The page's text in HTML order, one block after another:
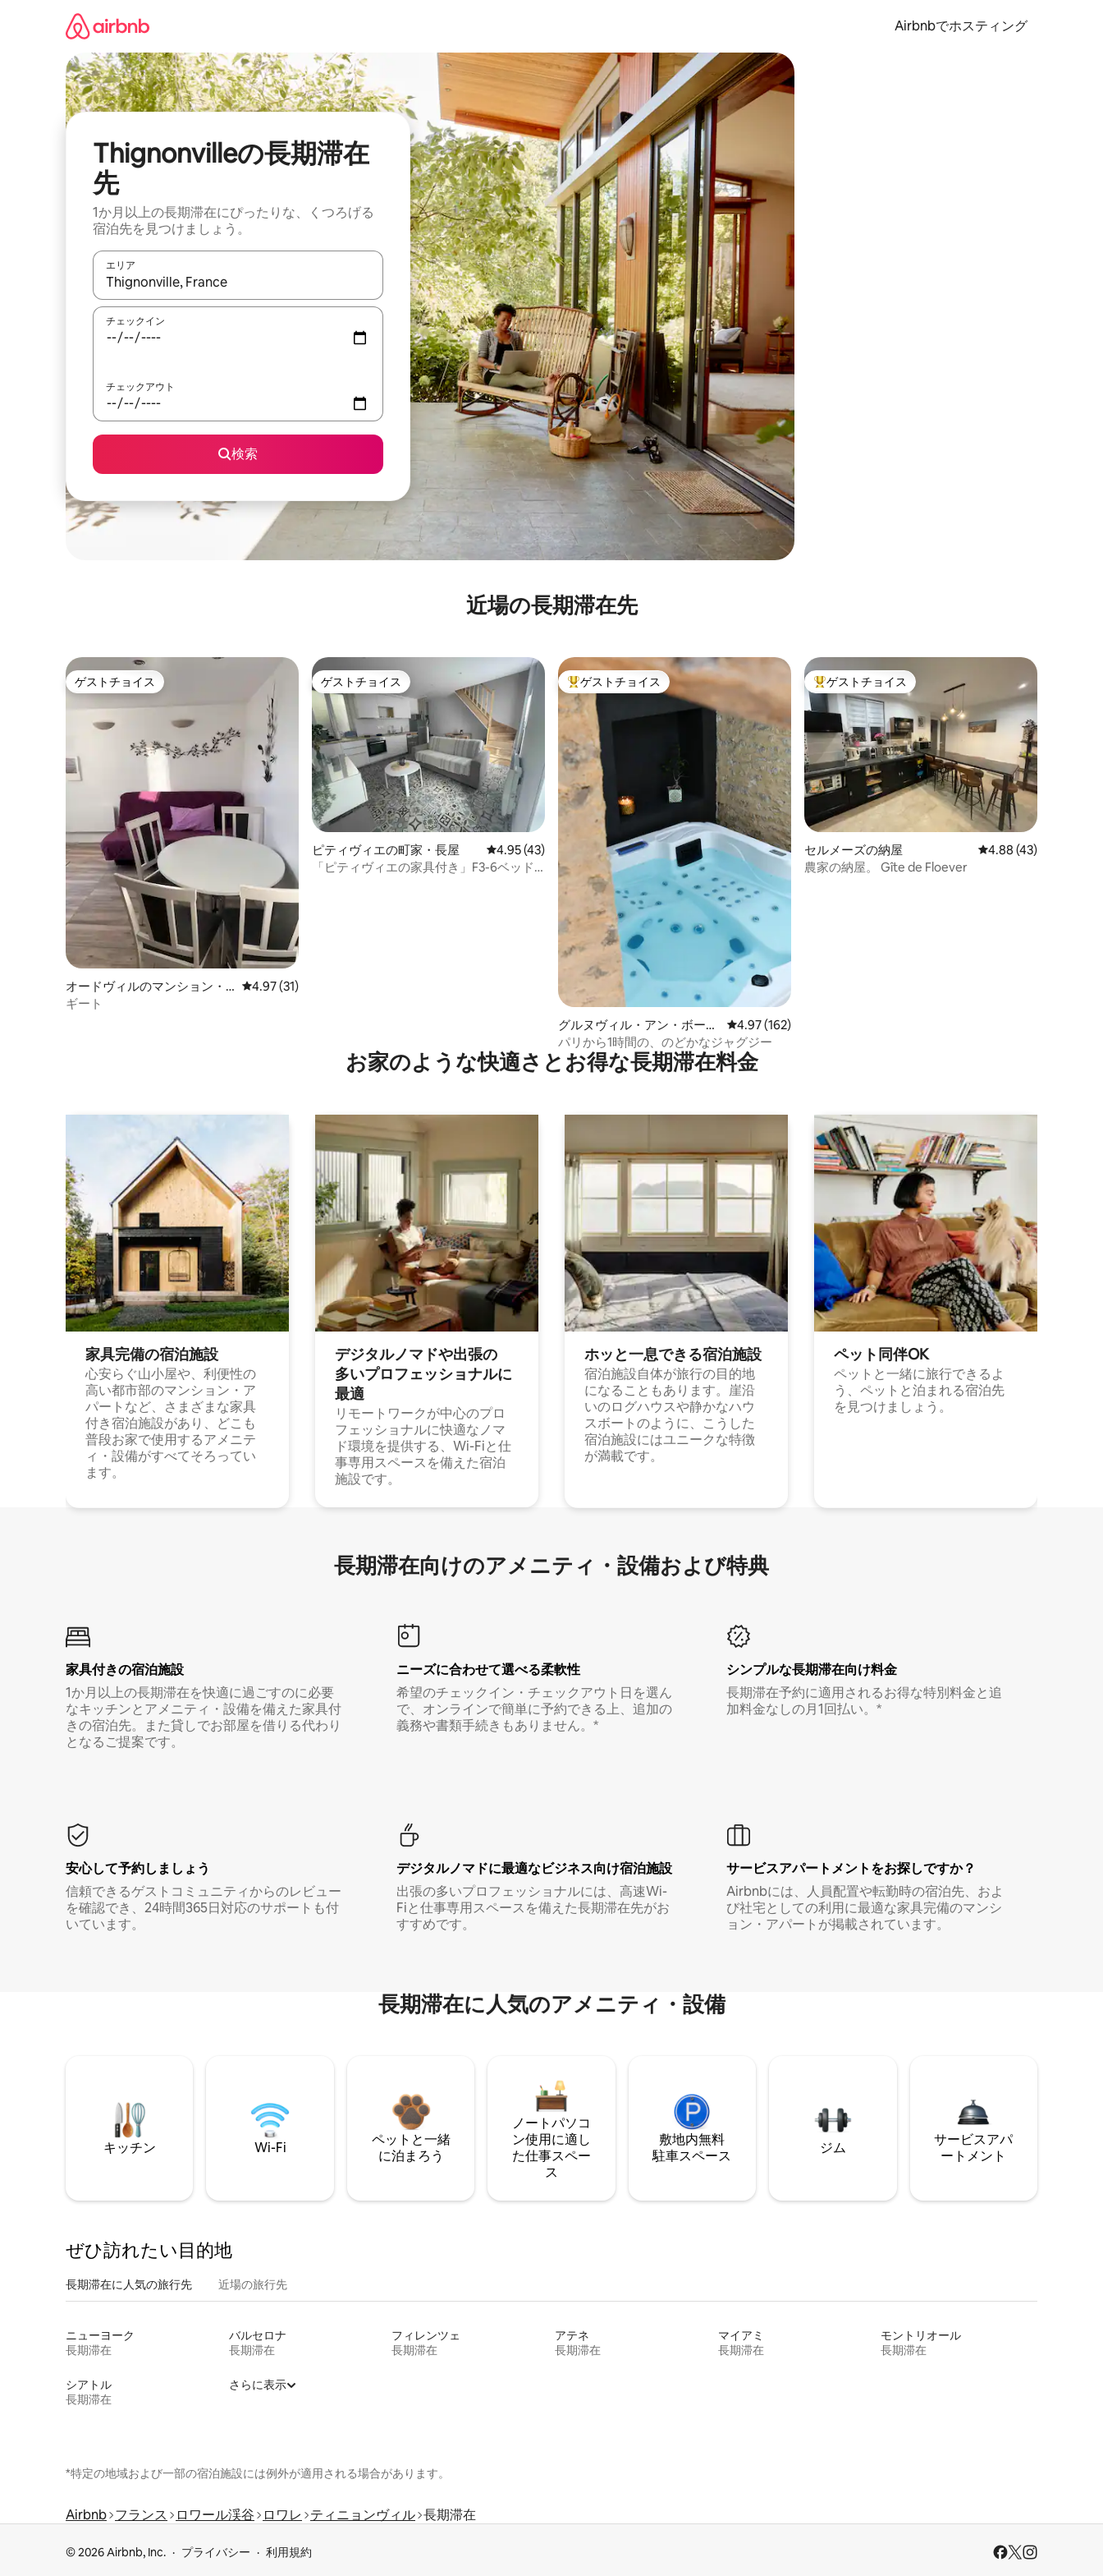
Airbnbでホスティング
Thignonvilleの長期滞在
先
1か月以上の長期滞在にぴったりな、くつろげる
宿泊先を見つけましょう。
エリア
検索結果が表示されたら、上下の矢印キーを使って移動するか、画面をタッチまたはスワイプして検索結果を確認することができます。
チェックイン
チェックアウト
検索
近場の長期滞在先
ゲストチョイス
ゲストチョイス
オードヴィルのマンション・
アパート
レビュー31件、5つ星中4.97つ星の平均評価
4.97 (31)
ギート
ゲストチョイス
ゲストチョイス
ピティヴィエの町家・長屋 レビュー43件、5つ星中4.95つ星の平均評価
4.95 (43)
「ピティヴィエの家具付き」F3-6ベッド
大好評のゲストチョイスです。
ゲストチョイス
グルヌヴィル・アン・ボース
の納屋
レビュー162件、5つ星中4.97つ星の平均評価
4.97 (162)
パリから1時間の、のどかなジャグジー
大好評のゲストチョイスです。
ゲストチョイス
セルメーズの納屋 レビュー43件、5つ
4.88 (43)
農家の納屋。 Gîte de Floever
お家のような快⁠適⁠さ⁠とお⁠得⁠な長⁠期⁠滞⁠在料⁠金
家具完備の宿⁠泊⁠施⁠設
心安らぐ山小屋や、利便性の
高い都市部のマンション・ア
パートなど、さまざまな家具
付き宿泊施設があり、どこも
普段お家で使用するアメニテ
ィ・設備がすべてそろってい
ます。
デジタルノマドや出⁠張⁠の
多⁠いプ⁠ロ⁠フ⁠ェ⁠ッ⁠シ⁠ョ⁠ナ⁠ル⁠に
最⁠適
リモートワークが中心のプロ
フェッショナルに快適なノマ
ド環境を提供する、Wi-Fiと仕
事専用スペースを備えた宿泊
施設です。
ホッと一⁠息⁠で⁠き⁠る宿⁠泊施⁠設
宿泊施設自体が旅行の目的地
になることもあります。崖沿
いのログハウスや静かなハウ
スボートのように、こうした
宿泊施設にはユニークな特徴
が満載です。
ペット同⁠伴OK
ペットと一緒に旅行できるよ
う、ペットと泊まれる宿泊先
を見つけましょう。
長期滞在向け⁠のア⁠メ⁠ニ⁠テ⁠ィ⁠・設⁠備⁠および特⁠典
家具付き⁠の宿⁠泊⁠施⁠設
1か月以上の長期滞在を快適に過ごすのに必要
なキッチンとアメニティ・設備を備えた家具付
きの宿泊先。また貸しでお部屋を借りる代わり
となるご提案です。
ニーズに合わせて選べる柔軟性
希望のチェックイン・チェックアウト日を選ん
で、オンラインで簡単に予約できる上、追加の
義務や書類手続きもありません。*
シンプルな長期滞在向け料金
長期滞在予約に適用されるお得な特別料金と追
加料金なしの月1回払い。*
安心して予約しましょう
信頼できるゲストコミュニティからのレビュー
を確認でき、24時間365日対応のサポートも付
いています。
デジタルノマド⁠に最⁠適⁠なビ⁠ジ⁠ネ⁠ス⁠向⁠け宿⁠泊⁠施⁠設
出張の多いプロフェッショナルには、高速Wi-
Fiと仕事専用スペースを備えた長期滞在先がお
すすめです。
サービスアパートメントをお探しですか？
Airbnbには、人員配置や転勤時の宿泊先、およ
び社宅としての利用に最適な家具完備のマンシ
ョン・アパートが掲載されています。
長期滞在に人気のアメニティ・設備
キッチン Wi-Fi
ペットと一緒
に泊まろう
ノートパソコ
ン使用に適し
た仕事スペー
ス
敷地内無料
駐⁠車ス⁠ペ⁠ー⁠ス
ジム
サービスアパ
ートメント
ぜひ訪⁠れ⁠た⁠い目⁠的⁠地
長期滞在に人気の旅行先 近場の旅行先
ニューヨーク
長期滞在
バルセロナ
長期滞在
フィレンツェ
長期滞在
アテネ
長期滞在
マイアミ
長期滞在
モントリオール
長期滞在
シアトル
長期滞在
さらに表示
*特定の地域および一部の宿泊施設には例外が適用される場合があります。
Airbnb フランス ロワール渓谷 ロワレ ティニョンヴィル 長期滞在
© 2026 Airbnb, Inc. プライバシー 利用規約